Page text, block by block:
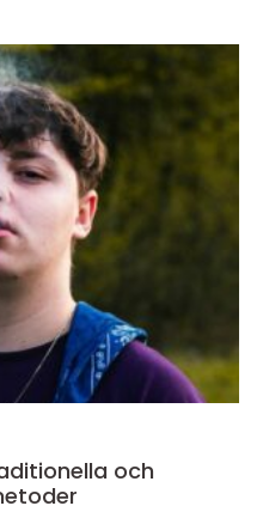
och